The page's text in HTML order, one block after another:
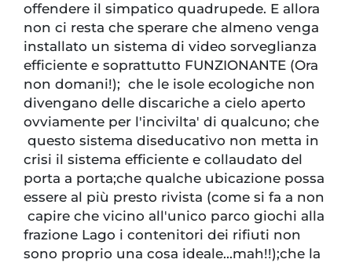
offendere il simpatico quadrupede. E allora
non ci resta che sperare che almeno venga
installato un sistema di video sorveglianza
efficiente e soprattutto FUNZIONANTE (Ora
non domani!); che le isole ecologiche non
divengano delle discariche a cielo aperto
ovviamente per l'incivilta' di qualcuno; che
questo sistema diseducativo non metta in
crisi il sistema efficiente e collaudato del
porta a porta;che qualche ubicazione possa
essere al più presto rivista (come si fa a non
capire che vicino all'unico parco giochi alla
frazione Lago i contenitori dei rifiuti non
sono proprio una cosa ideale...mah!!);che la